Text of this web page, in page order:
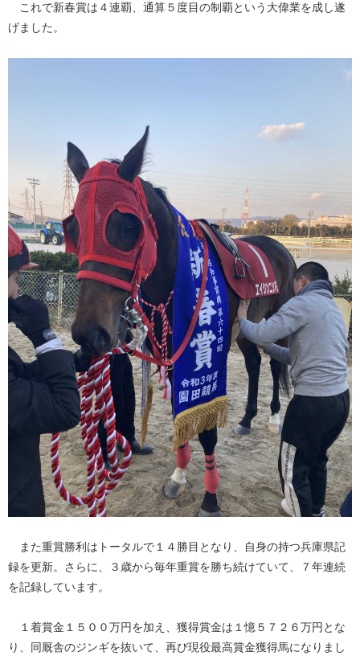
これで新春賞は４連覇、通算５度目の制覇という大偉業を成し遂
げました。
また重賞勝利はトータルで１４勝目となり、自身の持つ兵庫県記
録を更新。さらに、３歳から毎年重賞を勝ち続けていて、７年連続
を記録しています。
１着賞金１５００万円を加え、獲得賞金は１憶５７２６万円とな
り、同厩舎のジンギを抜いて、再び現役最高賞金獲得馬になりまし